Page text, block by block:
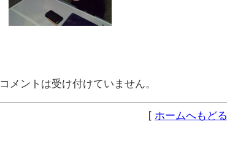
コメントは受け付けていません。
[ ホームへもどる